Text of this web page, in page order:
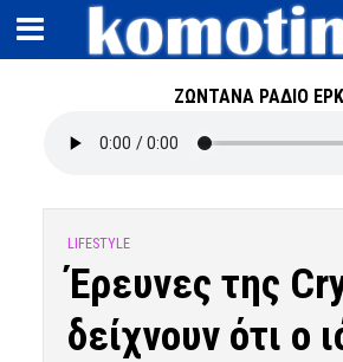
ΖΩΝΤΑΝΑ ΡΑΔΙΟ
LIFESTYLE
Έρευνες της
δείχνουν ότι ο